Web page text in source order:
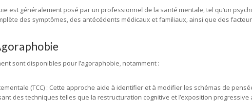
est généralement posé par un professionnel de la santé mentale, tel qu’un
des symptômes, des antécédents médicaux et familiaux, ainsi que des
sont disponibles pour l’agoraphobie, notamment :
(TCC) : Cette approche aide à identifier et à modifier les schémas de
des techniques telles que la restructuration cognitive et l’exposition